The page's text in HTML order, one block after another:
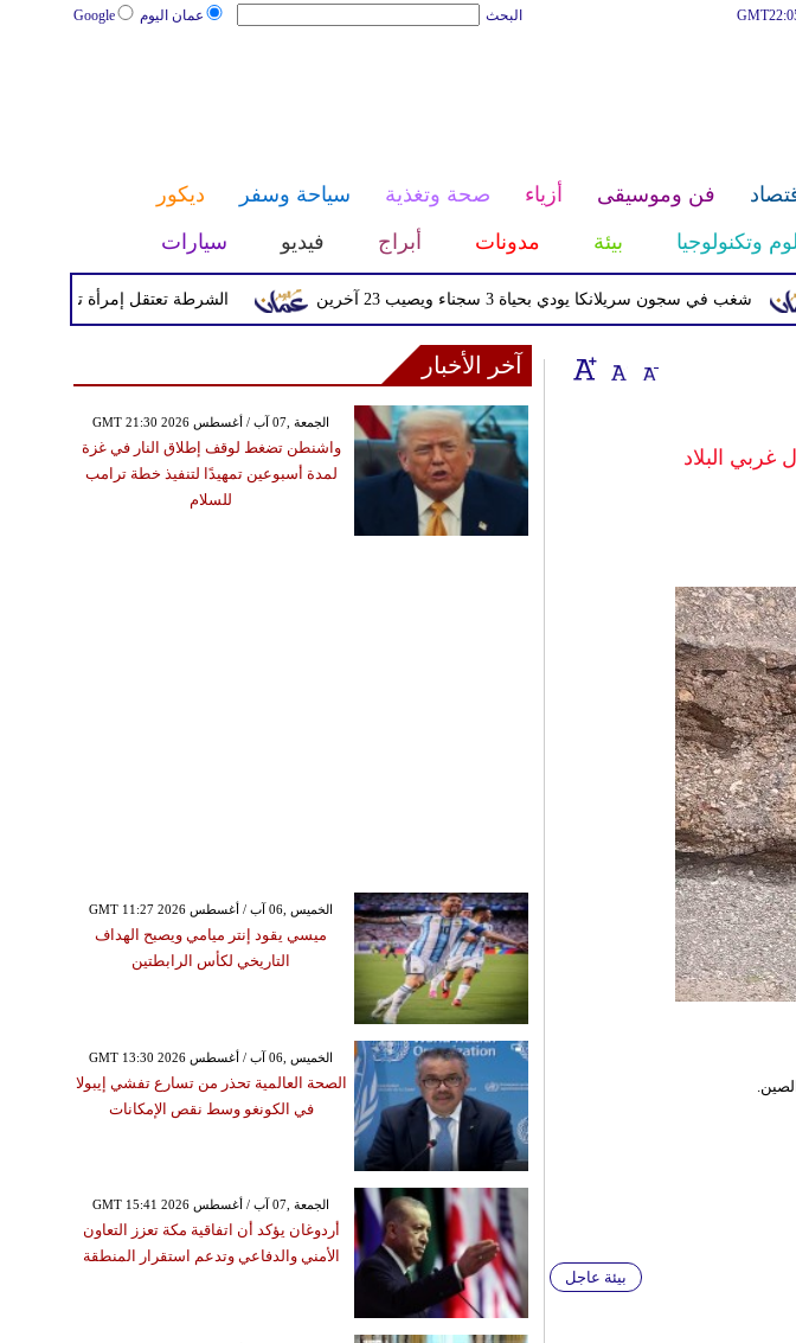
عمان اليوم Google البحث
فن وموسيقى أزياء صحة وتغذية سياحة وسفر
ديكور
وتكنولوجيا بيئة مدونات أبراج فيديو سيارات
الشرطة تعتقل إمرأة تم القبض عليها في سجون سريلانكا يودي بحياة 3 سجناء ويصيب 23 آخرين
بيئة عاجل
آخر الأخبار
GMT 21:30 2026 الجمعة ,07 آب / أغسطس
واشنطن تضغط لوقف إطلاق النار في غزة
لمدة أسبوعين تمهيدًا لتنفيذ خطة ترامب
للسلام
GMT 11:27 2026 الخميس ,06 آب / أغسطس
ميسي يقود إنتر ميامي ويصبح الهداف
التاريخي لكأس الرابطتين
GMT 13:30 2026 الخميس ,06 آب / أغسطس
الصحة العالمية تحذر من تسارع تفشي إيبولا
في الكونغو وسط نقص الإمكانات
GMT 15:41 2026 الجمعة ,07 آب / أغسطس
أردوغان يؤكد أن اتفاقية مكة تعزز التعاون
الأمني والدفاعي وتدعم استقرار المنطقة